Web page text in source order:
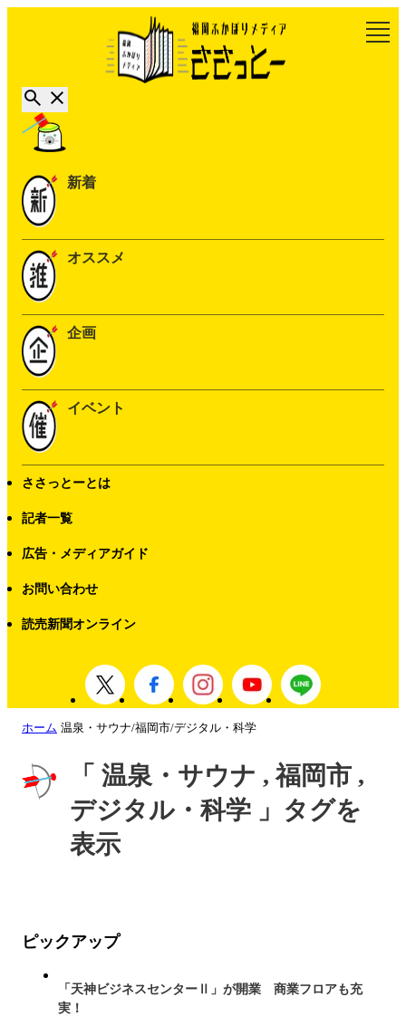
新着
オススメ
企画
イベント
ささっとーとは
記者一覧
広告・メディアガイド
お問い合わせ
読売新聞オンライン
ホーム 温泉・サウナ/福岡市/デジタル・科学
「 温泉・サウナ , 福岡市 ,
デジタル・科学 」タグを
表示
ピックアップ
「天神ビジネスセンターⅡ」が開業 商業フロアも充
実！